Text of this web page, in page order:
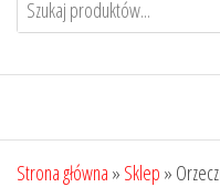
Strona główna » Sklep »